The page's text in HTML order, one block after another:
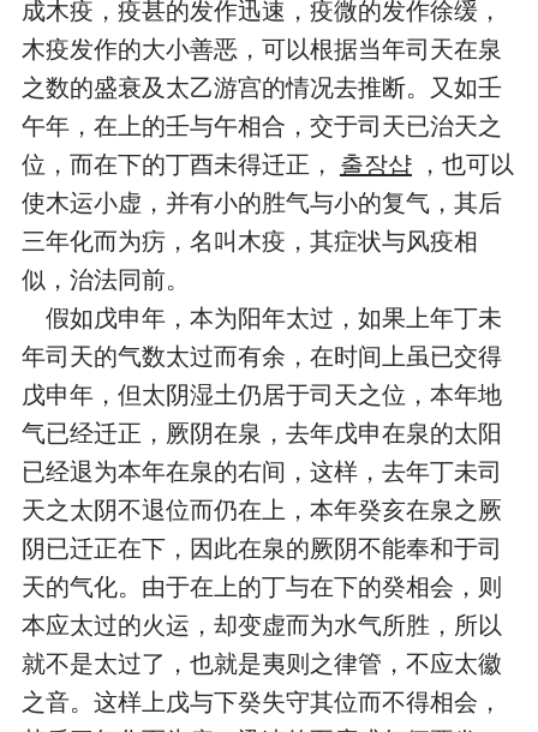
成木疫，疫甚的发作迅速，疫微的发作徐缓，
木疫发作的大小善恶，可以根据当年司天在泉
之数的盛衰及太乙游宫的情况去推断。又如壬
午年，在上的壬与午相合，交于司天已治天之
位，而在下的丁酉未得迁正， 출장샵，也可以
使木运小虚，并有小的胜气与小的复气，其后
三年化而为疠，名叫木疫，其症状与风疫相
似，治法同前。
假如戊申年，本为阳年太过，如果上年丁未
年司天的气数太过而有余，在时间上虽已交得
戊申年，但太阴湿土仍居于司天之位，本年地
气已经迁正，厥阴在泉，去年戊申在泉的太阳
已经退为本年在泉的右间，这样，去年丁未司
天之太阴不退位而仍在上，本年癸亥在泉之厥
阴已迁正在下，因此在泉的厥阴不能奉和于司
天的气化。由于在上的丁与在下的癸相会，则
本应太过的火运，却变虚而为水气所胜，所以
就不是太过了，也就是夷则之律管，不应太徽
之音。这样上戊与下癸失守其位而不得相会，